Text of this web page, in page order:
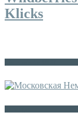
Klicks